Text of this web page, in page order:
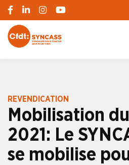
REVENDICATION
Mobilisation
2021: Le
se mobilise